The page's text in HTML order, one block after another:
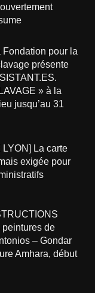
Fondation pour la
présente
» à la
jusqu’au 31
LYON] La carte
exigée pour
peintures de
– Gondar
Amhara, début